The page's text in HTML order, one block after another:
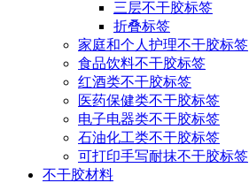
三层不干胶标签
折叠标签
家庭和个人护理不干胶标签
食品饮料不干胶标签
红酒类不干胶标签
医药保健类不干胶标签
电子电器类不干胶标签
石油化工类不干胶标签
可打印手写耐抹不干胶标签
不干胶材料